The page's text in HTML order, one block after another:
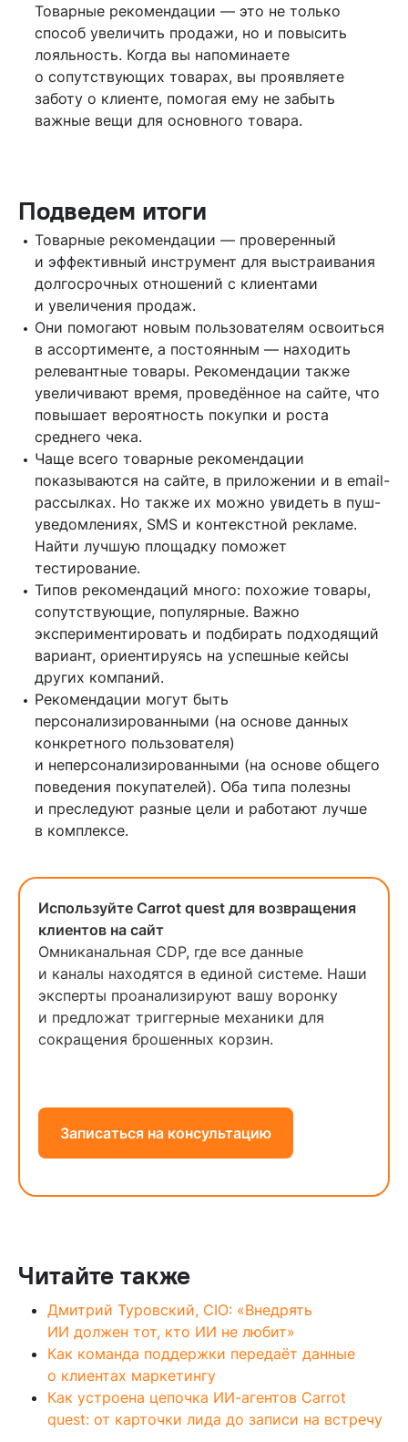
Товарные рекомендации — это не только
способ увеличить продажи, но и повысить
лояльность. Когда вы напоминаете
о сопутствующих товарах, вы проявляете
заботу о клиенте, помогая ему не забыть
важные вещи для основного товара.
Подведем итоги
Товарные рекомендации — проверенный
и эффективный инструмент для выстраивания
долгосрочных отношений с клиентами
и увеличения продаж.
Они помогают новым пользователям освоиться
в ассортименте, а постоянным — находить
релевантные товары. Рекомендации также
увеличивают время, проведённое на сайте, что
повышает вероятность покупки и роста
среднего чека.
Чаще всего товарные рекомендации
показываются на сайте, в приложении и в email-
рассылках. Но также их можно увидеть в пуш-
уведомлениях, SMS и контекстной рекламе.
Найти лучшую площадку поможет
тестирование.
Типов рекомендаций много: похожие товары,
сопутствующие, популярные. Важно
экспериментировать и подбирать подходящий
вариант, ориентируясь на успешные кейсы
других компаний.
Рекомендации могут быть
персонализированными (на основе данных
конкретного пользователя)
и неперсонализированными (на основе общего
поведения покупателей). Оба типа полезны
и преследуют разные цели и работают лучше
в комплексе.
Используйте Carrot quest для возвращения
клиентов на сайт
Омниканальная CDP, где все данные
и каналы находятся в единой системе. Наши
эксперты проанализируют вашу воронку
и предложат триггерные механики для
сокращения брошенных корзин.
Записаться на консультацию
Читайте также
Дмитрий Туровский, CIO: «Внедрять
ИИ должен тот, кто ИИ не любит»
Как команда поддержки передаёт данные
о клиентах маркетингу
Как устроена цепочка ИИ-агентов Carrot
quest: от карточки лида до записи на встречу